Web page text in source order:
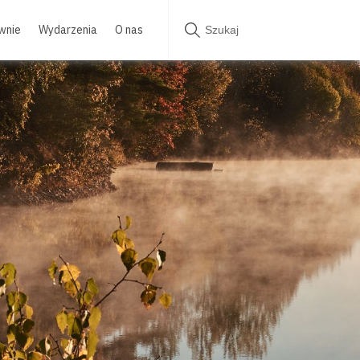
Wydarzenia O nas